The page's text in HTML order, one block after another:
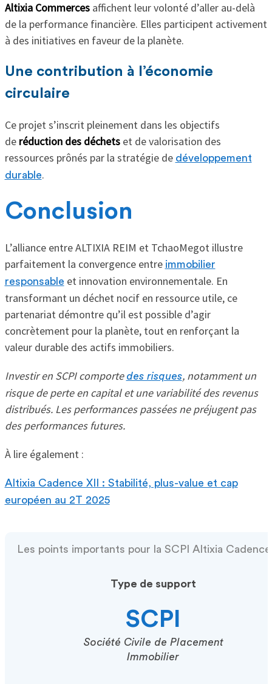
Altixia Commercesaffichent leur volonté d’aller au-delà
de la performance financière. Elles participent activement
à des initiatives en faveur de la planète.
Une contribution à l’économie
circulaire
Ce projet s’inscrit pleinement dans les objectifs
de réduction des déchetset de valorisation des
ressources prônés par la stratégie de développement
durable.
Conclusion
L’alliance entre ALTIXIA REIM et TchaoMegot illustre
parfaitement la convergence entre immobilier
responsable et innovation environnementale. En
transformant un déchet nocif en ressource utile, ce
partenariat démontre qu’il est possible d’agir
concrètement pour la planète, tout en renforçant la
valeur durable des actifs immobiliers.
Investir en SCPI comporte des risques, notamment un
risque de perte en capital et une variabilité des revenus
distribués. Les performances passées ne préjugent pas
des performances futures.
À lire également :
Altixia Cadence XII : Stabilité, plus-value et cap
européen au 2T 2025
Les points importants pour la SCPI Altixia Cadence
Type de support
SCPI
Société Civile de Placement
Immobilier